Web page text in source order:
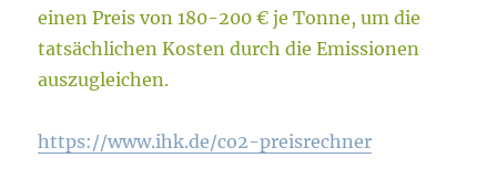
einen Preis von 180-200 € je Tonne, um die
tatsächlichen Kosten durch die Emissionen
auszugleichen.
https://www.ihk.de/co2-preisrechner